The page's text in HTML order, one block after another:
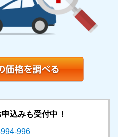
込みも受付中！
996